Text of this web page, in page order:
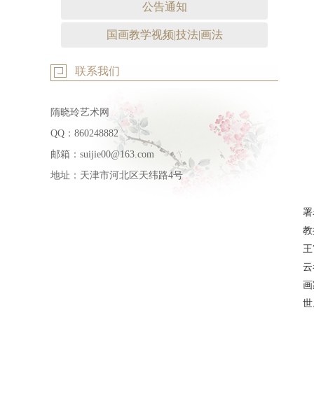
公告通知
国画教学视频|技法|画法
联系我们
隋晓玲艺术网
QQ：860248882
邮箱：suijie00@163.com
地址：天津市河北区天纬路4号